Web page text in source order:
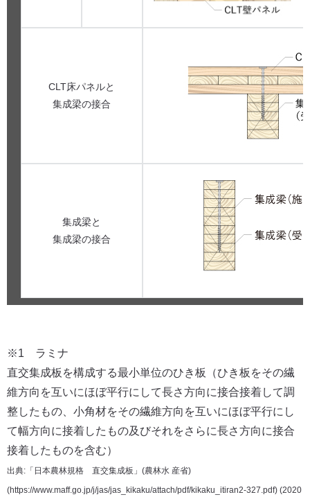
CLT床パネルと
集成梁の接合
集成梁と
集成梁の接合
※1 ラミナ
直交集成板を構成する最小単位のひき板（ひき板をその繊
維方向を互いにほぼ平行にして長さ方向に接合接着して調
整したもの、小角材をその繊維方向を互いにほぼ平行にし
て幅方向に接着したもの及びそれをさらに長さ方向に接合
接着したものを含む）
出典:「日本農林規格 直交集成板」(農林水 産省)
(https://www.maff.go.jp/j/jas/jas_kikaku/attach/pdf/kikaku_itiran2-327.pdf) (2020